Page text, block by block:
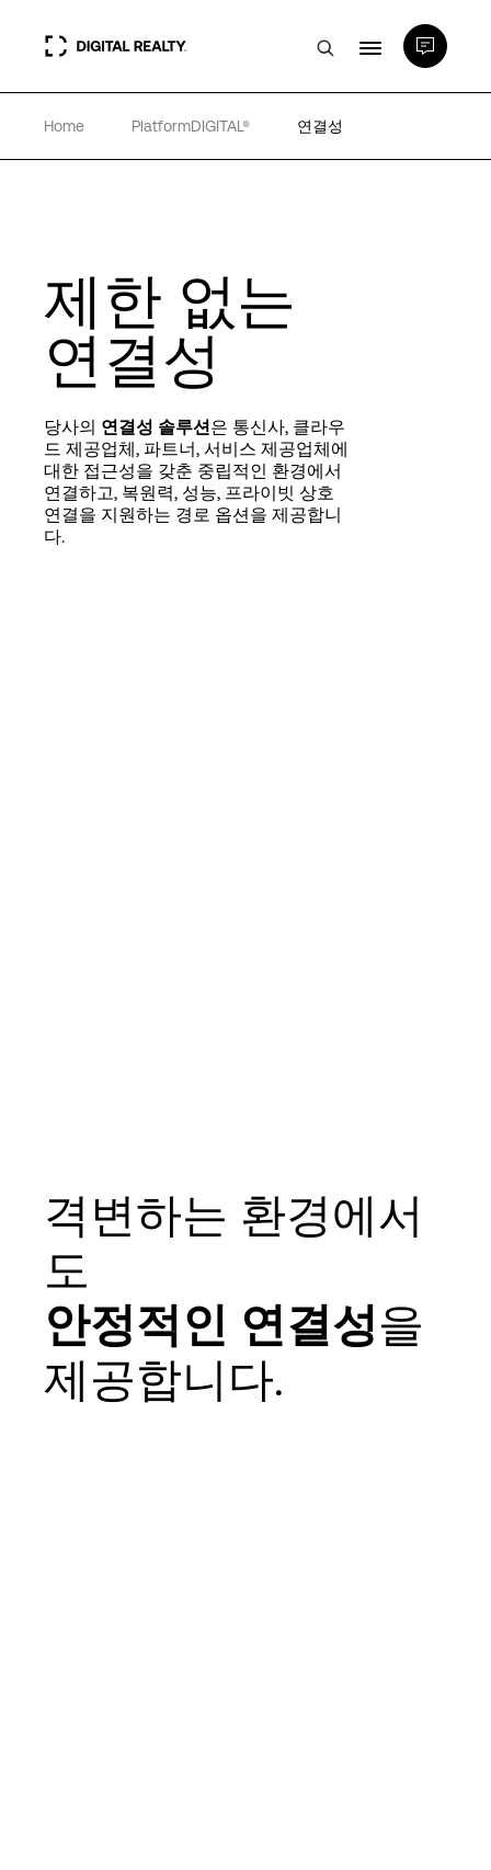
데이터 센터
파트너
전문성 및 리소스
소개
Language
Home PlatformDIGITAL® 연결성
제한 없는
연결성
당사의 연결성 솔루션은 통신사, 클라우
드 제공업체, 파트너, 서비스 제공업체에
대한 접근성을 갖춘 중립적인 환경에서
연결하고, 복원력, 성능, 프라이빗 상호
연결을 지원하는 경로 옵션을 제공합니
다.
격변하는 환경에서
도
안정적인 연결성을
제공합니다.